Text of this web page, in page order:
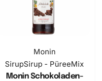
Monin
SirupSirup - PüreeMix
Monin Schokoladen-